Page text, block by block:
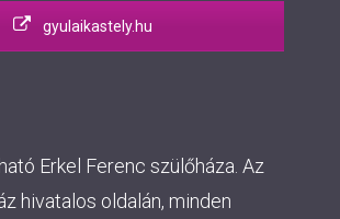
gyulaikastely.hu
Erkel Ferenc szülőháza. Az
hivatalos oldalán, minden